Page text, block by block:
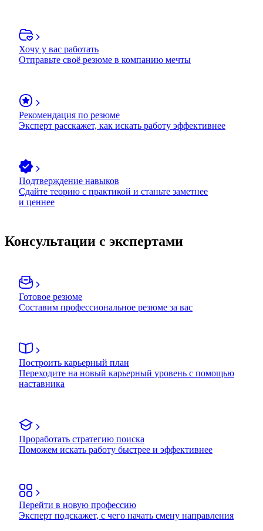
Хочу у вас работать
Отправьте своё резюме в компанию мечты
Рекомендация по резюме
Эксперт расскажет, как искать работу эффективнее
Подтверждение навыков
Сдайте теорию с практикой и станьте заметнее
и ценнее
Консультации с экспертами
Готовое резюме
Составим профессиональное резюме за вас
Построить карьерный план
Переходите на новый карьерный уровень с помощью
наставника
Проработать стратегию поиска
Поможем искать работу быстрее и эффективнее
Перейти в новую профессию
Эксперт подскажет, с чего начать смену направления